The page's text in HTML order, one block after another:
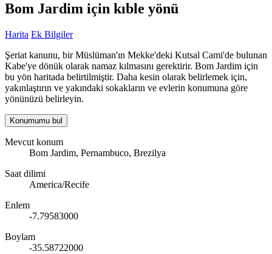
Bom Jardim için kıble yönü
Harita Ek Bilgiler
Şeriat kanunu, bir Müslüman'ın Mekke'deki Kutsal Cami'de bulunan
Kabe'ye dönük olarak namaz kılmasını gerektirir. Bom Jardim için
bu yön haritada belirtilmiştir. Daha kesin olarak belirlemek için,
yakınlaştırın ve yakındaki sokakların ve evlerin konumuna göre
yönünüzü belirleyin.
Konumumu bul
Mevcut konum
Bom Jardim, Pernambuco, Brezilya
Saat dilimi
America/Recife
Enlem
-7.79583000
Boylam
-35.58722000